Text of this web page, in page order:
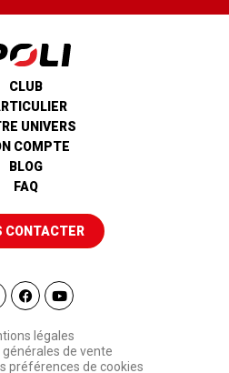
CLUB
UNIVERS
COMPTE
BLOG
FAQ
CONTACTER
légales
de vente
préférences de cookies